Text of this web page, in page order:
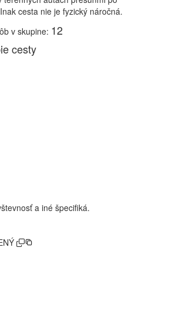
cesta nie je fyzický náročná.
v skupine: 12
cesty
a iné špecifiká.